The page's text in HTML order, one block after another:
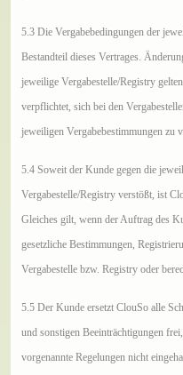
5.3 Die Vergabebedingungen der
Bestandteil dieses Vertrages.
jeweilige Vergabestelle/Registry
verpflichtet, sich bei den
jeweiligen Vergabebestimmungen zu
5.4 Soweit der Kunde gegen die
Vergabestelle/Registry verstößt, ist
Gleiches gilt, wenn der Auftrag des
gesetzliche Bestimmungen,
Vergabestelle bzw. Registry oder
5.5 Der Kunde ersetzt ClouSo alle
und sonstigen Beeinträchtigungen
vorgenannte Regelungen nicht